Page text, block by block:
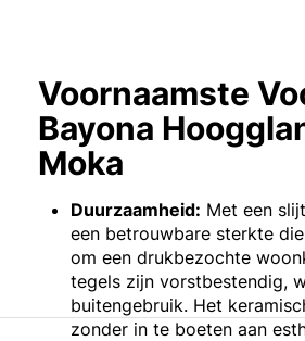
Voornaamste
Bayona
Moka
Duurzaamheid: Met een
een betrouwbare sterkte
om een drukbezochte
tegels zijn vorstbestendig,
buitengebruik. Het
zonder in te boeten aan